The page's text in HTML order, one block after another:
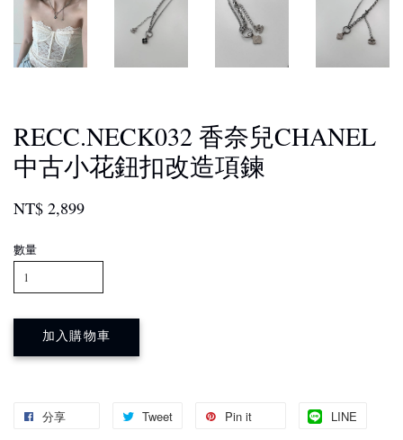
RECC.NECK032 香奈兒CHANEL
中古小花鈕扣改造項鍊
NT$ 2,899
數量
加入購物車
分享 Tweet Pin it LINE